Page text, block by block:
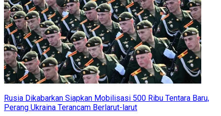
Rusia Dikabarkan Siapkan Mobilisasi 500 Ribu Tentara Baru,
Perang Ukraina Terancam Berlarut-larut